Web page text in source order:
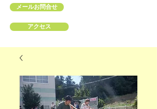
メールお問合せ
アクセス